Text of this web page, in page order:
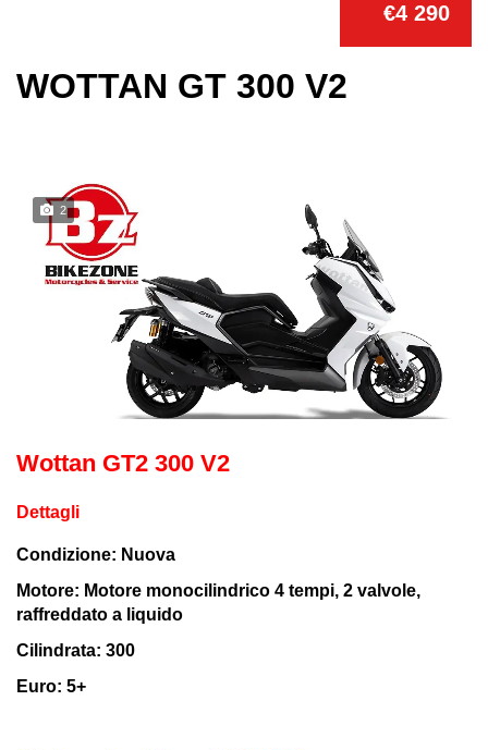
€4 290
WOTTAN GT 300 V2
2
Wottan GT2 300 V2
Dettagli
Condizione: Nuova
Motore: Motore monocilindrico 4 tempi, 2 valvole,
raffreddato a liquido
Cilindrata: 300
Euro: 5+